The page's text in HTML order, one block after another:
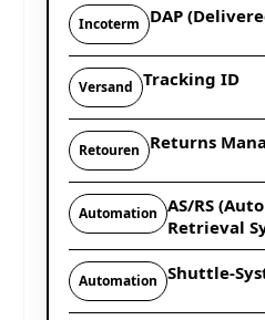
Incoterm DAP
Versand Tracking ID
Retouren Returns
Automation
AS/RS
Retrieval
Automation Shuttle-